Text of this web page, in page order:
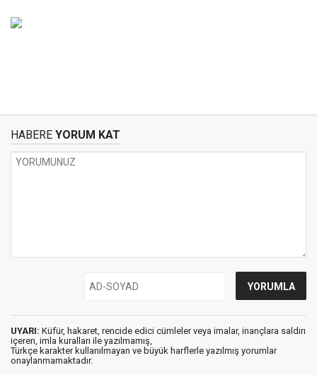
HABERE YORUM KAT
UYARI: Küfür, hakaret, rencide edici cümleler veya imalar, inançlara saldırı
içeren, imla kuralları ile yazılmamış,
Türkçe karakter kullanılmayan ve büyük harflerle yazılmış yorumlar
onaylanmamaktadır.